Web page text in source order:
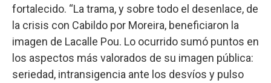
fortalecido. “La trama, y sobre todo el desenlace, de
la crisis con Cabildo por Moreira, beneficiaron la
imagen de Lacalle Pou. Lo ocurrido sumó puntos en
los aspectos más valorados de su imagen pública:
seriedad, intransigencia ante los desvíos y pulso